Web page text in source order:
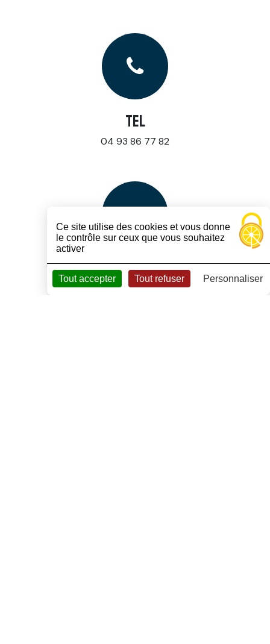
TEL
04 93 86 77 82
ADRESSE MAIL
contact@rhello.fr
Ce site utilise des cookies et vous donne
le contrôle sur ceux que vous souhaitez
activer
Tout accepter Tout refuser Personnaliser